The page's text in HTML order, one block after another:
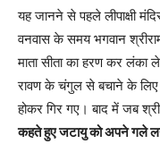
यह जानने से पहले लीपाक्षी
वनवास के समय भगवान
माता सीता का हरण कर लंका ले
रावण के चंगुल से बचाने के लिए
होकर गिर गए। बाद में जब
कहते हुए जटायु को अपने गले